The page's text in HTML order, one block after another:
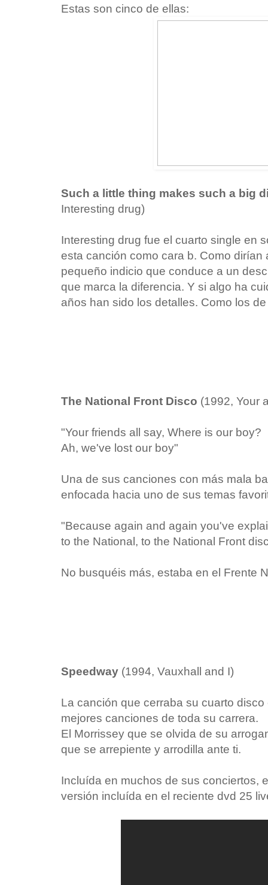
Estas son cinco de ellas:
Such a little thing makes such a big
Interesting drug)
Interesting drug fue el cuarto single en
esta canción como cara b. Como
pequeño indicio que conduce a un
que marca la diferencia. Y si algo ha
años han sido los detalles. Como los
The National Front Disco (1992, Your
"Your friends all say, Where is our boy?
Ah, we've lost our boy"
Una de sus canciones con más mala
enfocada hacia uno de sus temas
"Because again and again you've
to the National, to the National Front
No busquéis más, estaba en el Frente
Speedway (1994, Vauxhall and I)
La canción que cerraba su cuarto
mejores canciones de toda su carrera.
El Morrissey que se olvida de su
que se arrepiente y arrodilla ante ti.
Incluída en muchos de sus conciertos,
versión incluída en el reciente dvd 25